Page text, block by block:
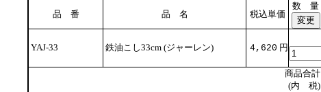
品 番 品 名 税込単価
数 量
YAJ-33 鉄油こし33cm (ジャーレン) 4,620 円
商品合計
(内 税)